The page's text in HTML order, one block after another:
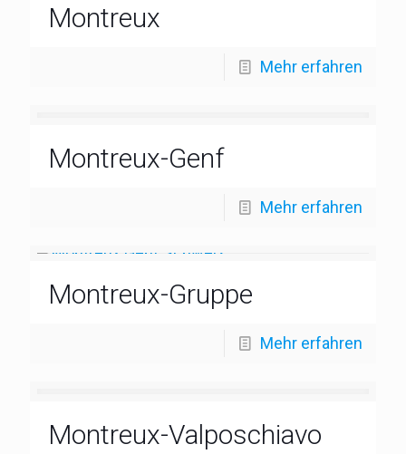
Montreux
Mehr erfahren
Montreux-Genf
Mehr erfahren
Montreux-Gruppe
Mehr erfahren
Montreux-Valposchiavo